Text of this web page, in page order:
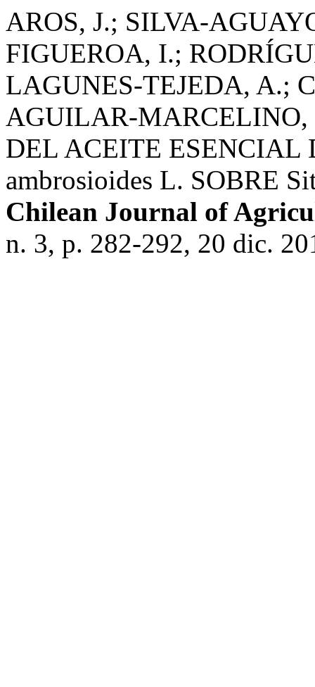
AROS, J.; SILVA-
FIGUEROA, I.;
LAGUNES-TEJEDA, A.;
AGUILAR-
DEL ACEITE ESENCIAL
ambrosioides L. SOBRE
Chilean Journal of
n. 3, p. 282-292, 20 dic.